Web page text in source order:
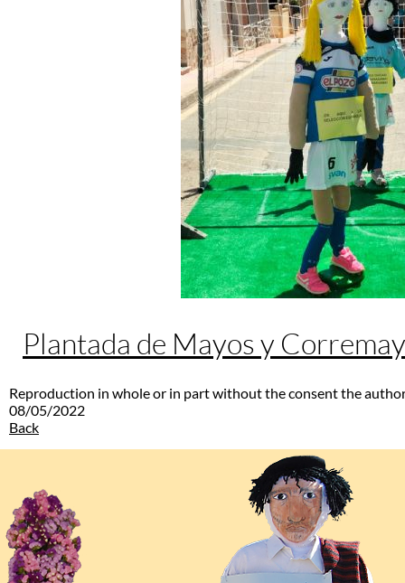
Plantada de Mayos y
Reproduction in whole or in part without the consent the
08/05/2022
Back